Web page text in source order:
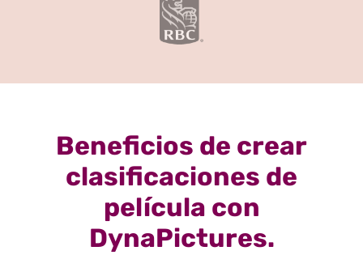
Beneficios de crear
clasificaciones de
película con
DynaPictures.